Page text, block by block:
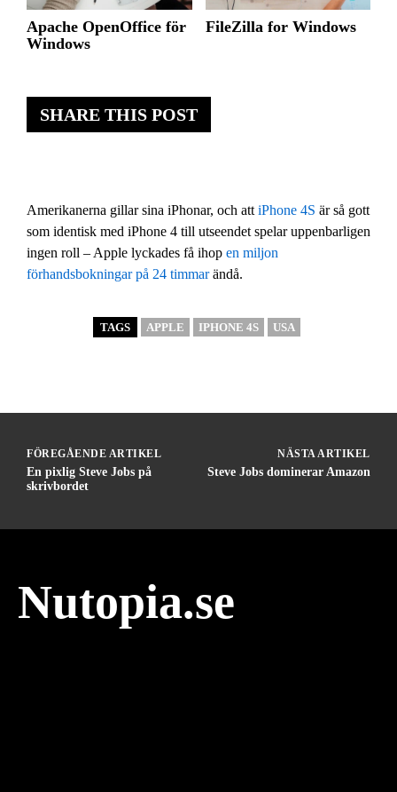
SHARE THIS POST
Amerikanerna gillar sina iPhonar, och att iPhone 4S är så gott
som identisk med iPhone 4 till utseendet spelar uppenbarligen
ingen roll – Apple lyckades få ihop en miljon
förhandsbokningar på 24 timmarändå.
TAGS APPLE IPHONE 4S USA
Apache OpenOffice för
Windows
FileZilla for Windows
FÖREGÅENDE ARTIKEL
En pixlig Steve Jobs på
skrivbordet
NÄSTA ARTIKEL
Steve Jobs dominerar Amazon
Nutopia.se